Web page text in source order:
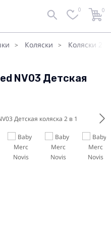
0 0
Коляски Коляски 2в1
NV03 Детская